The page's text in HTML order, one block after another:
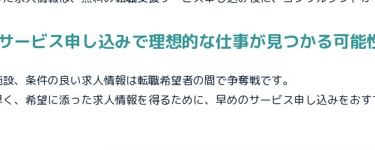
ービス申し込みで理想的な仕事が見つかる可能
、条件の良い求人情報は転職希望者の間で争奪戦です。
、希望に添った求人情報を得るために、早めのサービス申し込みをおす